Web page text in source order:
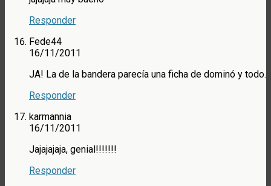
Responder
Fede44
16/11/2011
JA! La de la bandera parecía una ficha de dominó y todo.
Responder
karmannia
16/11/2011
Jajajajaja, genial!!!!!!!
Responder